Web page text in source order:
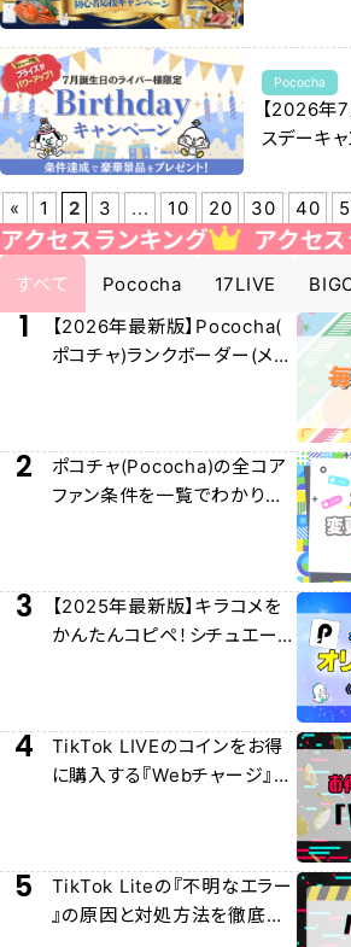
Pococha
【2026年
スデーキ
« 1 2 3 ... 10 20 30 40
スランキング アクセスラン
すべて Pococha 17LIVE
1
【2026年最新版】Pococha(
ポコチャ)ランクボーダー(メー
2
ポコチャ(Pococha)の全コア
ファン条件を一覧でわかりや
3
【2025年最新版】キラコメを
かんたんコピペ！シチュエー
4
TikTok LIVEのコインをお得
に購入する『Webチャージ』に
5
TikTok Liteの『不明なエラー
』の原因と対処方法を徹底解